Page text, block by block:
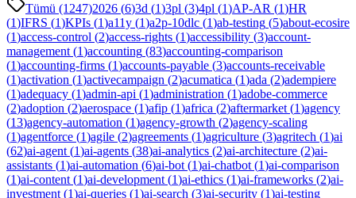
Tümü (1247)2026 (6)3d (1)3pl (3)4pl (1)AP-AR (1)HR
(1)IFRS (1)KPIs (1)a11y (1)a2p-10dlc (1)ab-testing (5)about-ecosire
(1)access-control (2)access-rights (1)accessibility (3)account-
management (1)accounting (83)accounting-comparison
(1)accounting-firms (1)accounts-payable (3)accounts-receivable
(1)activation (1)activecampaign (2)acumatica (1)ada (2)adempiere
(1)adequacy (1)admin-api (1)administration (1)adobe-commerce
(2)adoption (2)aerospace (1)afip (1)africa (2)aftermarket (1)agency
(13)agency-automation (1)agency-growth (2)agency-scaling
(1)agentforce (1)agile (2)agreements (1)agriculture (3)agritech (1)ai
(62)ai-agent (1)ai-agents (38)ai-analytics (2)ai-architecture (2)ai-
assistants (1)ai-automation (6)ai-bot (1)ai-chatbot (1)ai-comparison
(1)ai-content (1)ai-development (1)ai-ethics (1)ai-frameworks (2)ai-
investment (1)ai-queries (1)ai-search (3)ai-security (1)ai-testing